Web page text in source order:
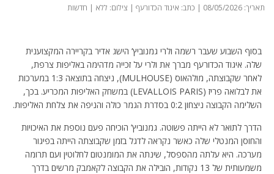
תאריך: 08/05/2026 | כתב: איגוד הכדורעף | צילום: ללא | חדשות
בסוף השבוע שעבר רשמה ולרי גמנוביץ’ הישג אדיר בקריירה המקצוענית
שלה. איגוד הכדורעף מברך את ולרי על זכייה מדהימה באליפות צרפת,
לאחר שקבוצתה, מולהאוס (MULHOUSE), ניצחה בתוצאה 1:3 במערכות
את לבלואה פריז (LEVALLOIS PARIS) במשחק האליפות המכריע. בכך,
השלימה הקבוצה ניצחון 0:2 בסדרת הגמר כולה והניפה את צלחת האליפות.
הדרך לתואר לא הייתה פשוטה. גמנוביץ’ הוכיחה פעם נוספת את האיכויות
והחוסן המנטלי שלה כאשר נקראה לדגל בזמן שקבוצתה הייתה בפיגור
מערכה. היא עלתה מהספסל, שינתה את המומנטום לחלוטין ועם תרומה
משמעותית של 13 נקודות, הובילה את הקבוצה לקאמבק מרשים בדרך